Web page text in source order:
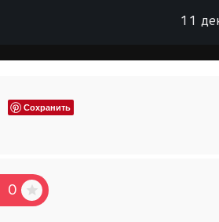
11
Сохранить
0